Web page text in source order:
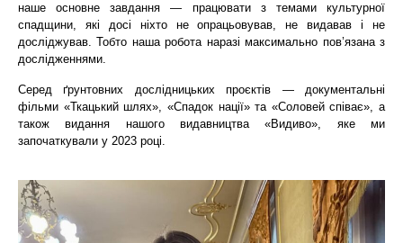
наше основне завдання — працювати з темами культурної
спадщини, які досі ніхто не опрацьовував, не видавав і не
досліджував. Тобто наша робота наразі максимально пов’язана з
дослідженнями.
Серед ґрунтовних дослідницьких проєктів — документальні
фільми «Ткацький шлях», «Спадок нації» та «Соловей співає», а
також видання нашого видавництва «Видиво», яке ми
започаткували у 2023 році.